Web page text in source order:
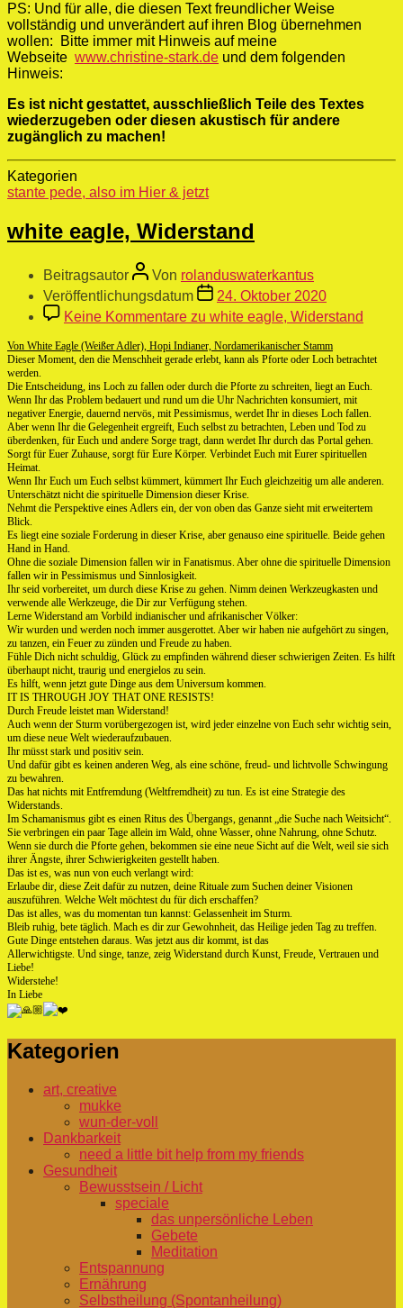
PS: Und für alle, die diesen Text freundlicher Weise
vollständig und unverändert auf ihren Blog übernehmen
wollen: Bitte immer mit Hinweis auf meine
Webseite www.christine-stark.de und dem folgenden
Hinweis:
Es ist nicht gestattet, ausschließlich Teile des Textes
wiederzugeben oder diesen akustisch für andere
zugänglich zu machen!
Kategorien
stante pede, also im Hier & jetzt
white eagle, Widerstand
Beitragsautor Von rolanduswaterkantus
Veröffentlichungsdatum
24. Oktober 2020
Keine Kommentare zu white eagle, Widerstand
Von White Eagle (Weißer Adler), Hopi Indianer, Nordamerikanischer Stamm
Dieser Moment, den die Menschheit gerade erlebt, kann als Pforte oder Loch betrachtet
werden.
Die Entscheidung, ins Loch zu fallen oder durch die Pforte zu schreiten, liegt an Euch.
Wenn Ihr das Problem bedauert und rund um die Uhr Nachrichten konsumiert, mit
negativer Energie, dauernd nervös, mit Pessimismus, werdet Ihr in dieses Loch fallen.
Aber wenn Ihr die Gelegenheit ergreift, Euch selbst zu betrachten, Leben und Tod zu
überdenken, für Euch und andere Sorge tragt, dann werdet Ihr durch das Portal gehen.
Sorgt für Euer Zuhause, sorgt für Eure Körper. Verbindet Euch mit Eurer spirituellen
Heimat.
Wenn Ihr Euch um Euch selbst kümmert, kümmert Ihr Euch gleichzeitig um alle anderen.
Unterschätzt nicht die spirituelle Dimension dieser Krise.
Nehmt die Perspektive eines Adlers ein, der von oben das Ganze sieht mit erweitertem
Blick.
Es liegt eine soziale Forderung in dieser Krise, aber genauso eine spirituelle. Beide gehen
Hand in Hand.
Ohne die soziale Dimension fallen wir in Fanatismus. Aber ohne die spirituelle Dimension
fallen wir in Pessimismus und Sinnlosigkeit.
Ihr seid vorbereitet, um durch diese Krise zu gehen. Nimm deinen Werkzeugkasten und
verwende alle Werkzeuge, die Dir zur Verfügung stehen.
Lerne Widerstand am Vorbild indianischer und afrikanischer Völker:
Wir wurden und werden noch immer ausgerottet. Aber wir haben nie aufgehört zu singen,
zu tanzen, ein Feuer zu zünden und Freude zu haben.
Fühle Dich nicht schuldig, Glück zu empfinden während dieser schwierigen Zeiten. Es hilft
überhaupt nicht, traurig und energielos zu sein.
Es hilft, wenn jetzt gute Dinge aus dem Universum kommen.
IT IS THROUGH JOY THAT ONE RESISTS!
Durch Freude leistet man Widerstand!
Auch wenn der Sturm vorübergezogen ist, wird jeder einzelne von Euch sehr wichtig sein,
um diese neue Welt wiederaufzubauen.
Ihr müsst stark und positiv sein.
Und dafür gibt es keinen anderen Weg, als eine schöne, freud- und lichtvolle Schwingung
zu bewahren.
Das hat nichts mit Entfremdung (Weltfremdheit) zu tun. Es ist eine Strategie des
Widerstands.
Im Schamanismus gibt es einen Ritus des Übergangs, genannt „die Suche nach Weitsicht“.
Sie verbringen ein paar Tage allein im Wald, ohne Wasser, ohne Nahrung, ohne Schutz.
Wenn sie durch die Pforte gehen, bekommen sie eine neue Sicht auf die Welt, weil sie sich
ihrer Ängste, ihrer Schwierigkeiten gestellt haben.
Das ist es, was nun von euch verlangt wird:
Erlaube dir, diese Zeit dafür zu nutzen, deine Rituale zum Suchen deiner Visionen
auszuführen. Welche Welt möchtest du für dich erschaffen?
Das ist alles, was du momentan tun kannst: Gelassenheit im Sturm.
Bleib ruhig, bete täglich. Mach es dir zur Gewohnheit, das Heilige jeden Tag zu treffen.
Gute Dinge entstehen daraus. Was jetzt aus dir kommt, ist das
Allerwichtigste. Und singe, tanze, zeig Widerstand durch Kunst, Freude, Vertrauen und
Liebe!
Widerstehe!
In Liebe
Kategorien
art, creative
mukke
wun-der-voll
Dankbarkeit
need a little bit help from my friends
Gesundheit
Bewusstsein / Licht
speciale
das unpersönliche Leben
Gebete
Meditation
Entspannung
Ernährung
Selbstheilung (Spontanheilung)